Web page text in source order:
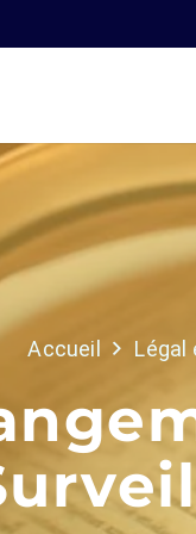
Accueil Légal